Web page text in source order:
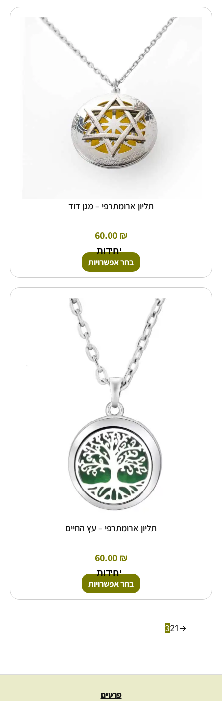
תליון ארומתרפי – מגן דוד
60.00₪
יחידות
בחר אפשרויות
ניתן
לבחור
את
האפשרויות
בעמוד
המוצר
תליון ארומתרפי – עץ החיים
60.00₪
יחידות
בחר אפשרויות
סוגים.
לבחור
את
האפשרויות
בעמוד
המוצר
→
1
2
3
פרטים